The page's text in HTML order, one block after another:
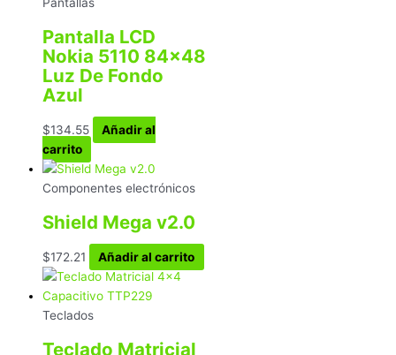
Pantalla LCD
Nokia 5110 84×48
Luz De Fondo
Azul
$134.55
Añadir al
carrito
Componentes electrónicos
Shield Mega v2.0
$172.21 Añadir al carrito
Teclados
Teclado Matricial